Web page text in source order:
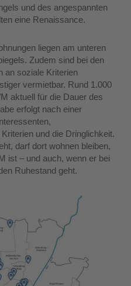
und des angespannten
eine Renaissance.
liegen am unteren
Zudem sind bei den
an soziale Kriterien
vermietbar. Rund 1.000
aktuell für die Dauer des
erfolgt nach einer
und die Dringlichkeit.
darf dort wohnen bleiben,
ist – und auch, wenn er bei
Ruhestand geht.